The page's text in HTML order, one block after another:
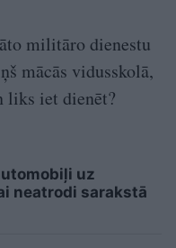
militāro dienestu
mācās vidusskolā,
liks iet dienēt?
uz
neatrodi sarakstā